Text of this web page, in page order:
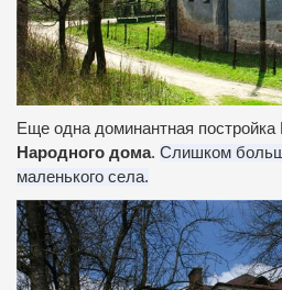
Еще одна доминантная
Народного дома. Слишком
маленького села.